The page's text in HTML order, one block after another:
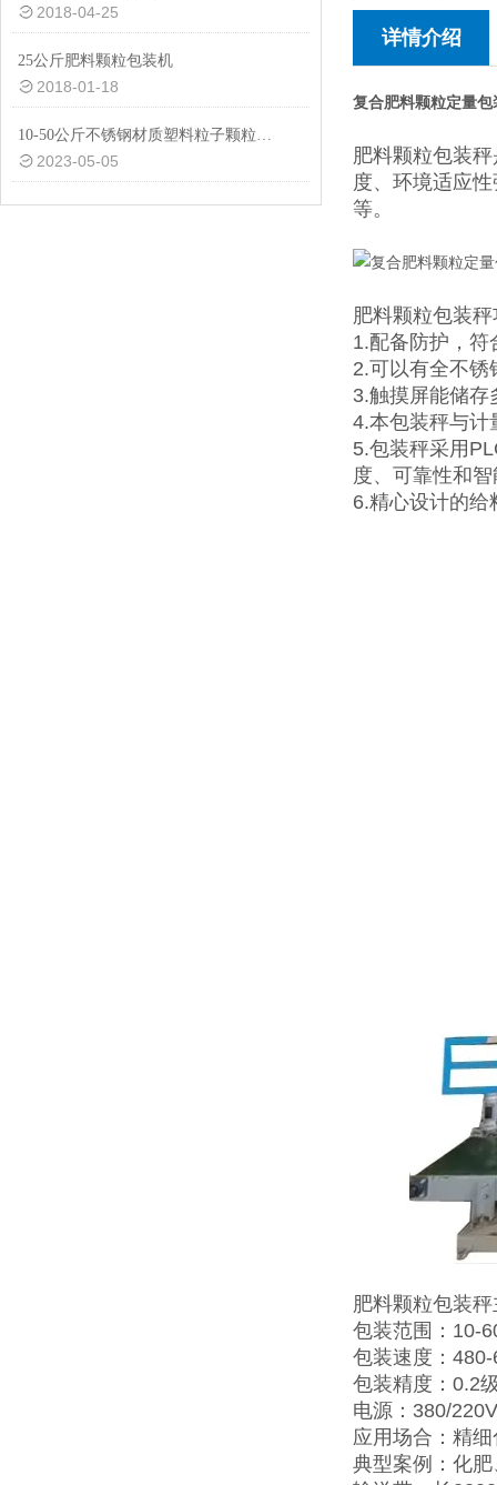
2018-04-25
25公斤肥料颗粒包装机
2018-01-18
10-50公斤不锈钢材质塑料粒子颗粒计量包装机价格|品牌
2023-05-05
详情介绍
复合肥料颗粒定量包
肥料颗粒包装秤
度、环境适应
等。
肥料颗粒包装秤
1.配备防护，符
2.可以有全不锈
3.触摸屏能储存
4.本包装秤与计
5.包装秤采用
度、可靠性和
6.精心设计的给
肥料颗粒包装秤
包装范围：10-
包装速度：
包装精度：0.2
电源：380/
应用场合：精
典型案例：化